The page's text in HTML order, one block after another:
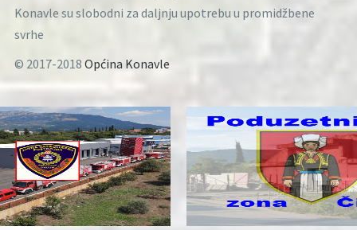
Konavle su slobodni za daljnju upotrebu u promidžbene
svrhe
© 2017-2018 Općina Konavle